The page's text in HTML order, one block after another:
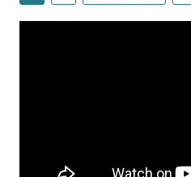
JATENG